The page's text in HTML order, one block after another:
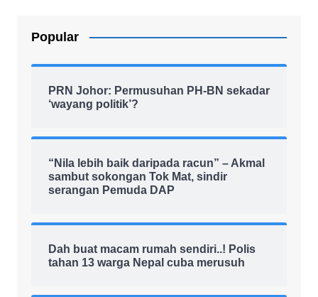
Popular
PRN Johor: Permusuhan PH-BN sekadar
‘wayang politik’?
“Nila lebih baik daripada racun” – Akmal
sambut sokongan Tok Mat, sindir
serangan Pemuda DAP
Dah buat macam rumah sendiri..! Polis
tahan 13 warga Nepal cuba merusuh